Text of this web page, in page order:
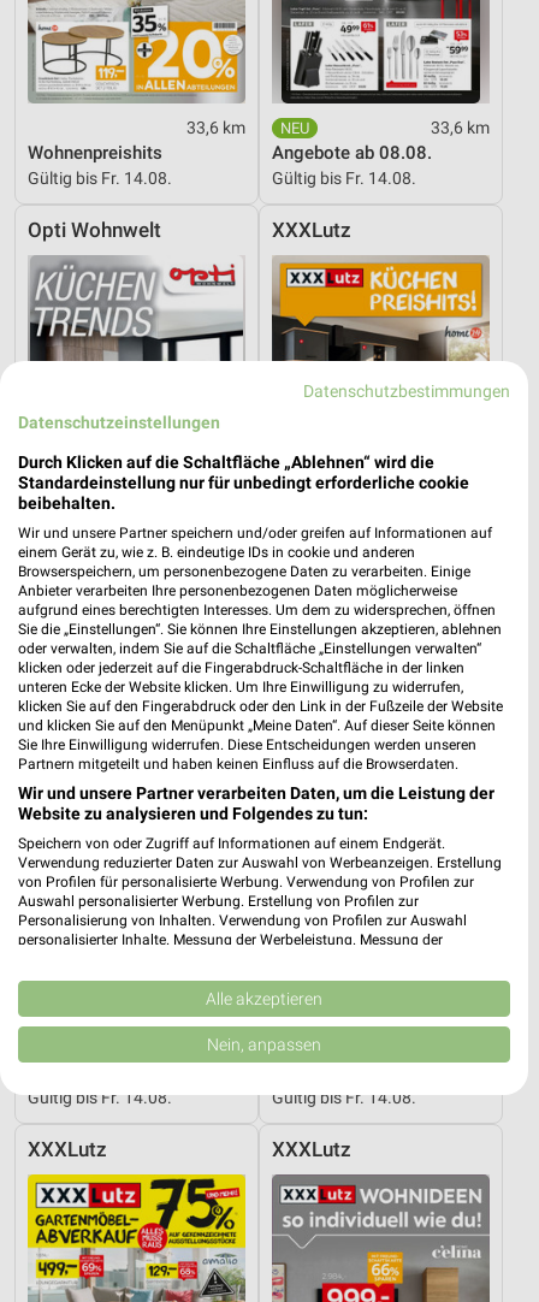
33,6 km
Wohnenpreishits
Gültig bis Fr. 14.08.
33,6 km
Angebote ab 08.08.
Gültig bis Fr. 14.08.
Opti Wohnwelt
17 km
Küchentrends
Gültig bis Mi. 30.09.
XXXLutz
33,6 km
Küchen Preishits!
Gültig bis Fr. 21.08.
XXXLutz
33,6 km
Gültig bis Fr. 14.08.
XXXLutz
Gültig bis Fr. 14.08.
XXXLutz XXXLutz
Datenschutzbestimmungen
Datenschutzeinstellungen
Durch Klicken auf die Schaltfläche „Ablehnen“ wird die
Standardeinstellung nur für unbedingt erforderliche cookie
beibehalten.
Wir und unsere Partner speichern und/oder greifen auf Informationen auf
einem Gerät zu, wie z. B. eindeutige IDs in cookie und anderen
Browserspeichern, um personenbezogene Daten zu verarbeiten. Einige
Anbieter verarbeiten Ihre personenbezogenen Daten möglicherweise
aufgrund eines berechtigten Interesses. Um dem zu widersprechen, öffnen
Sie die „Einstellungen“. Sie können Ihre Einstellungen akzeptieren, ablehnen
oder verwalten, indem Sie auf die Schaltfläche „Einstellungen verwalten“
klicken oder jederzeit auf die Fingerabdruck-Schaltfläche in der linken
unteren Ecke der Website klicken. Um Ihre Einwilligung zu widerrufen,
klicken Sie auf den Fingerabdruck oder den Link in der Fußzeile der Website
und klicken Sie auf den Menüpunkt „Meine Daten“. Auf dieser Seite können
Sie Ihre Einwilligung widerrufen. Diese Entscheidungen werden unseren
Partnern mitgeteilt und haben keinen Einfluss auf die Browserdaten.
Wir und unsere Partner verarbeiten Daten, um die Leistung der
Website zu analysieren und Folgendes zu tun:
Speichern von oder Zugriff auf Informationen auf einem Endgerät.
Verwendung reduzierter Daten zur Auswahl von Werbeanzeigen. Erstellung
von Profilen für personalisierte Werbung. Verwendung von Profilen zur
Auswahl personalisierter Werbung. Erstellung von Profilen zur
Personalisierung von Inhalten. Verwendung von Profilen zur Auswahl
personalisierter Inhalte. Messung der Werbeleistung. Messung der
Kombinationen von Daten aus verschiedenen Quellen. Entwicklung und
Verbesserung der Angebote. Verwendung reduzierter Daten zur Auswahl
von Inhalten.
Daten können außerhalb der Europäischen Union weitergegeben und in die
Website/App.
IAB-Verarbeitungszwecke:
Speichern von oder Zugriff auf Informationen
auf einem Endgerät
Alle akzeptieren
Nein, anpassen